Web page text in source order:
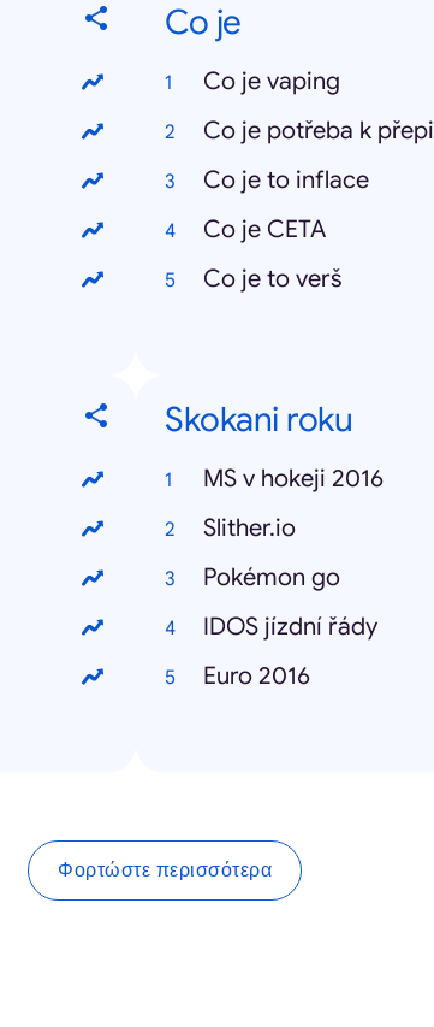
Co je
Co je vaping
Co je potřeba k
Co je to inflace
Co je CETA
Co je to verš
Skokani roku
MS v hokeji 2016
Slither.io
Pokémon go
IDOS jízdní řády
Euro 2016
Φορτώστε περισσότερα